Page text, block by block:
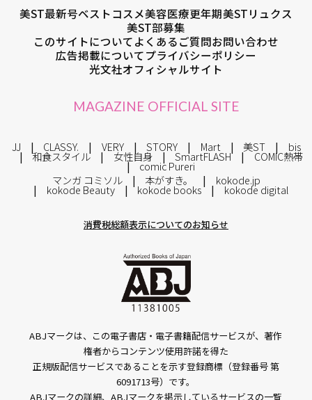
美ST最新号ベストコスメ美容医療更年期美STリュクス
美ST部募集
このサイトについてよくあるご質問お問い合わせ
広告掲載についてプライバシーポリシー
光文社オフィシャルサイト
MAGAZINE OFFICIAL SITE
JJ CLASSY. VERY STORY Mart 美ST bis
和食スタイル 女性自身 SmartFLASH COMIC熱帯
comic Pureri
マンガ コミソル
本がすき。 kokode.jp
kokode Beauty kokode books kokode digital
消費税総額表示についてのお知らせ
ABJマークは、この電子書店・電子書籍配信サービスが、著作
権者からコンテンツ使用許諾を得た
正規版配信サービスであることを示す登録商標（登録番号 第
6091713号）です。
ABJマークの詳細、ABJマークを掲示しているサービスの一覧